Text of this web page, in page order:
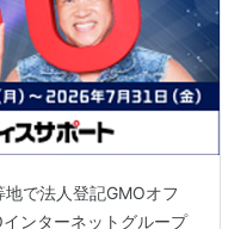
で法人登記GMOオフ
ンターネットグループ